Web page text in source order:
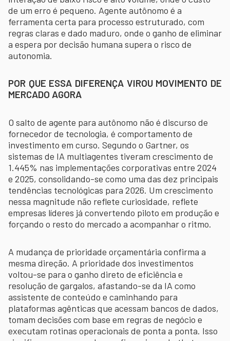
de um erro é pequeno. Agente autônomo é a
ferramenta certa para processo estruturado, com
regras claras e dado maduro, onde o ganho de eliminar
a espera por decisão humana supera o risco de
autonomia.
POR QUE ESSA DIFERENÇA VIROU MOVIMENTO DE
MERCADO AGORA
O salto de agente para autônomo não é discurso de
fornecedor de tecnologia, é comportamento de
investimento em curso. Segundo o Gartner, os
sistemas de IA multiagentes tiveram crescimento de
1.445% nas implementações corporativas entre 2024
e 2025, consolidando-se como uma das dez principais
tendências tecnológicas para 2026. Um crescimento
nessa magnitude não reflete curiosidade, reflete
empresas líderes já convertendo piloto em produção e
forçando o resto do mercado a acompanhar o ritmo.
A mudança de prioridade orçamentária confirma a
mesma direção. A prioridade dos investimentos
voltou-se para o ganho direto de eficiência e
resolução de gargalos, afastando-se da IA como
assistente de conteúdo e caminhando para
plataformas agênticas que acessam bancos de dados,
tomam decisões com base em regras de negócio e
executam rotinas operacionais de ponta a ponta. Isso